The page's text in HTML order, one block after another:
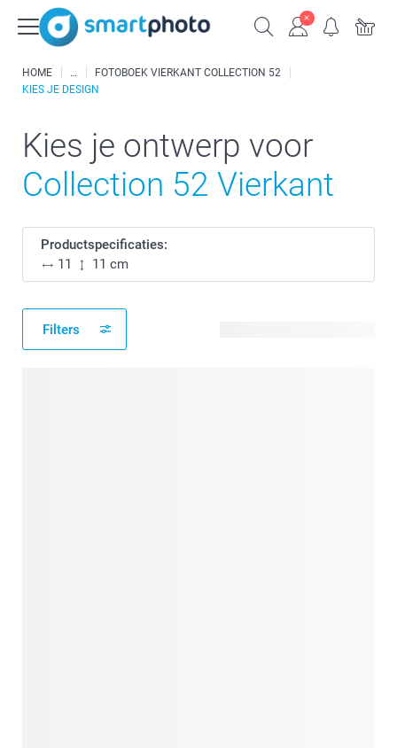
HOME
FOTOBOEK VIERKANT COLLECTION 52
KIES JE DESIGN
Kies je ontwerp voor
Collection 52 Vierkant
Productspecificaties:
11
11 cm
Filters